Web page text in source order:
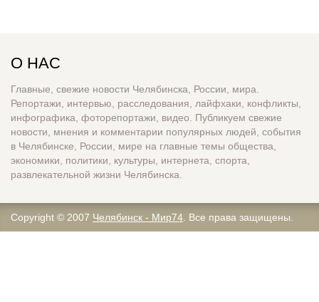
О НАС
Главные, свежие новости Челябинска, России, мира.
Репортажи, интервью, расследования, лайфхаки, конфликты,
инфографика, фоторепортажи, видео. Публикуем свежие
новости, мнения и комментарии популярных людей, события
в Челябинске, России, мире на главные темы общества,
экономики, политики, культуры, интернета, спорта,
развлекательной жизни Челябинска.
Copyright © 2007 Челябинск - Мир74 . Все права защищены.